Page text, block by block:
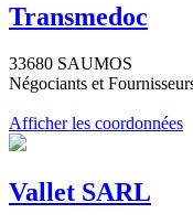
Transmedoc
33680 SAUMOS
Négociants et
Afficher les coordonnées
Vallet SARL